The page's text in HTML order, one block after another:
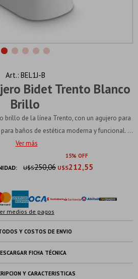
Bidet Trento Blanco
Brillo
BEL1J-B
brillo de la línea Trento, con un agujero para
baños de estética moderna y funcional. ...
Ver más
15
U$S212,55
U$S250,06
medios de pagos
Y COSTOS DE ENVIO
FICHA TÉCNICA
Y CARACTERISTICAS